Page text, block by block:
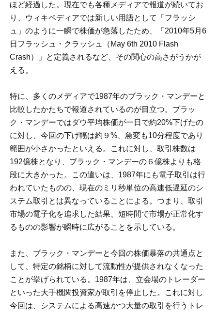
ほど経過した。現在でも各種メディアで報道が続いてお
り、ウィキペディアでは新しい用語として「フラッシ
ュ」のように一瞬で株価が急落したため、「2010年5月6
日フラッシュ・クラッシュ（May 6th 2010 Flash
Crash）」と定義されるなど、その関心の高さがうかが
える。
特に、多くのメディアで1987年のブラック・マンデーと
比較したかたちで報道されているのが目立つ。ブラッ
ク・マンデーではダウ平均株価が一日で約20%下げたの
に対し、今回の下げ幅は約９%、急変も10分程度であり
範囲が小さかったといえる。これに対し、取引株数は
192億株となり、ブラック・マンデーの６億株よりも格
段に大きかった。この違いは、1987年にも電子取引は行
われていたものの、現在のミリ秒単位の高速低遅延のシ
ステム取引とは異なっていることによる。つまり、取引
市場の電子化を追求した結果、短時間で市場が正常化す
るものの影響が瞬時に広がることを示している。
また、ブラック・マンデーと今回の株価暴落の共通点と
して、特定の銘柄に対して流動性が提供されなくなった
ことが挙げられている。1987年は、立会場のトレーダー
といった大手機関投資家が取引を停止した。これに対し
今回は、システムによる高速かつ大量の取引を行うトレ